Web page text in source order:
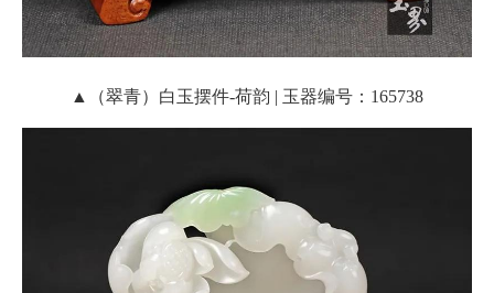
▲（翠青）白玉摆件-荷韵 | 玉器编号：165738